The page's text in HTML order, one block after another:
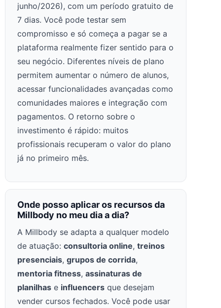
junho/2026), com um período gratuito de
7 dias. Você pode testar sem
compromisso e só começa a pagar se a
plataforma realmente fizer sentido para o
seu negócio. Diferentes níveis de plano
permitem aumentar o número de alunos,
acessar funcionalidades avançadas como
comunidades maiores e integração com
pagamentos. O retorno sobre o
investimento é rápido: muitos
profissionais recuperam o valor do plano
já no primeiro mês.
Onde posso aplicar os recursos da
Millbody no meu dia a dia?
A Millbody se adapta a qualquer modelo
de atuação: consultoria online, treinos
presenciais, grupos de corrida,
mentoria fitness, assinaturas de
planilhas e influencers que desejam
vender cursos fechados. Você pode usar